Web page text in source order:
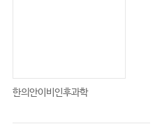
한의안이비인후과학